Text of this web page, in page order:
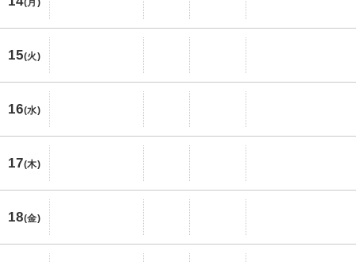
15(火)
16(水)
17(木)
18(金)